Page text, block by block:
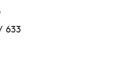
633